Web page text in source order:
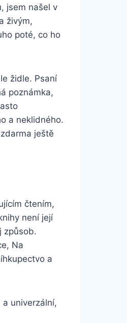
jsem našel v
živým,
poté, co ho
židle. Psaní
poznámka,
a neklidného.
ještě
čtením,
není její
způsob.
Na
a
univerzální,